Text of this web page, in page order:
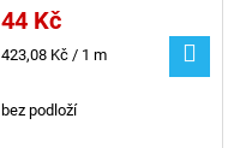
44 Kč
Měrná
423,08 Kč / 1 m
bez podloží